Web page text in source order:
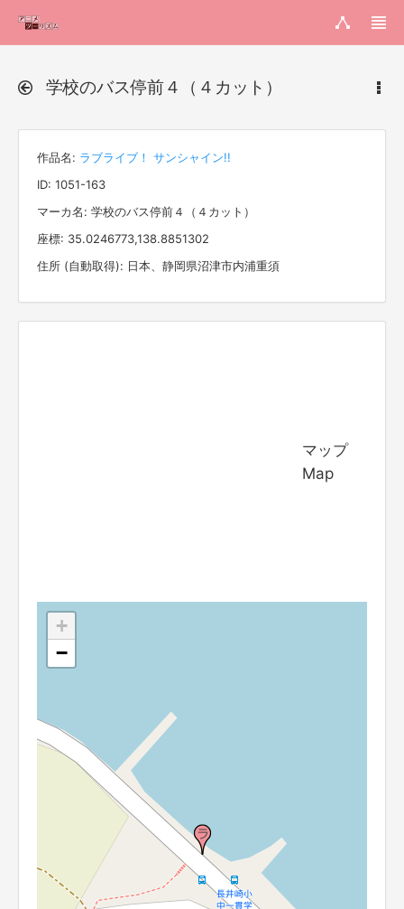
学校のバス停前４（４カット）
作品名: ラブライブ！ サンシャイン!!
ID: 1051-163
マーカ名: 学校のバス停前４（４カット）
座標: 35.0246773,138.8851302
住所 (自動取得): 日本、静岡県沼津市内浦重須
マップ
Map
+
−